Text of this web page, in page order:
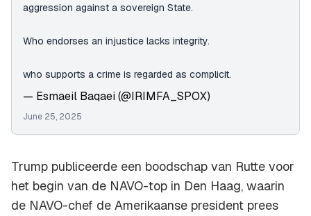
aggression against a sovereign State.
Who endorses an injustice lacks integrity.
who supports a crime is regarded as complicit.
— Esmaeil Baqaei (@IRIMFA_SPOX)
June 25, 2025
Trump publiceerde een boodschap van Rutte voor
het begin van de NAVO-top in Den Haag, waarin
de NAVO-chef de Amerikaanse president prees